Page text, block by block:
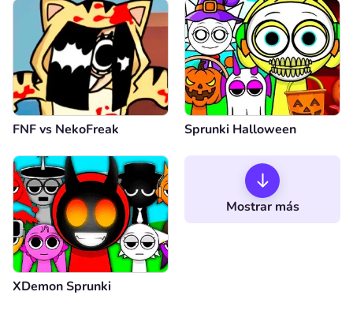
FNF vs NekoFreak Sprunki Halloween
XDemon Sprunki
Mostrar más